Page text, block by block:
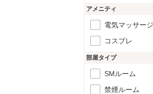
アメニティ
電気マッサー
コスプレ
部屋タイプ
SMルーム
禁煙ルーム